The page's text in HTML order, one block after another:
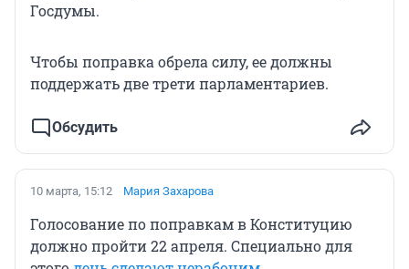
Госдумы.
Чтобы поправка обрела силу, ее должны
поддержать две трети парламентариев.
Обсудить
10 марта, 15:12 Мария Захарова
Голосование по поправкам в Конституцию
должно пройти 22 апреля. Специально для